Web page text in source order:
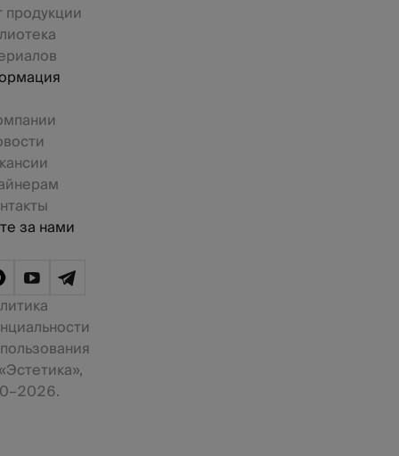
продукции
за нами